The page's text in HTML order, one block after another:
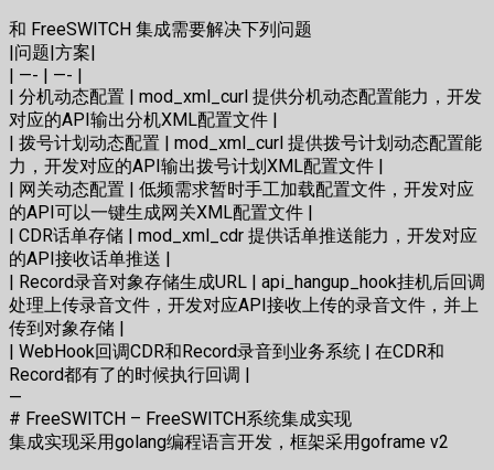
和 FreeSWITCH 集成需要解决下列问题
|问题|方案|
| —- | —- |
| 分机动态配置 | mod_xml_curl 提供分机动态配置能力，开发
对应的API输出分机XML配置文件 |
| 拨号计划动态配置 | mod_xml_curl 提供拨号计划动态配置能
力，开发对应的API输出拨号计划XML配置文件 |
| 网关动态配置 | 低频需求暂时手工加载配置文件，开发对应
的API可以一键生成网关XML配置文件 |
| CDR话单存储 | mod_xml_cdr 提供话单推送能力，开发对应
的API接收话单推送 |
| Record录音对象存储生成URL | api_hangup_hook挂机后回调
处理上传录音文件，开发对应API接收上传的录音文件，并上
传到对象存储 |
| WebHook回调CDR和Record录音到业务系统 | 在CDR和
Record都有了的时候执行回调 |
—
# FreeSWITCH – FreeSWITCH系统集成实现
集成实现采用golang编程语言开发，框架采用goframe v2